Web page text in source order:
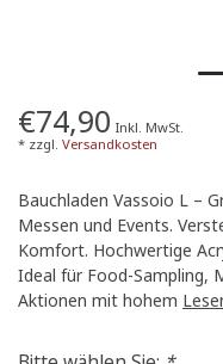
€74,90 Inkl. MwSt.
* zzgl. Versandkosten
Bauchladen Vassoio L –
Messen und Events.
Komfort. Hochwertige
Ideal für Food-Sampling,
Aktionen mit hohem